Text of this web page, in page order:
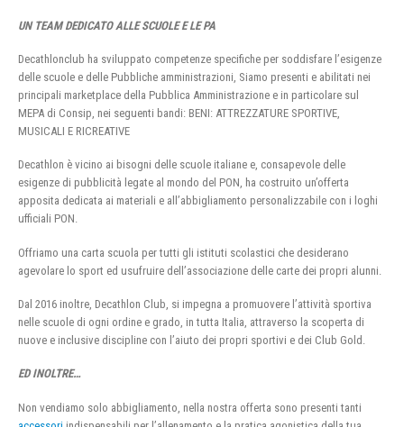
UN TEAM DEDICATO ALLE SCUOLE E LE PA
Decathlonclub ha sviluppato competenze specifiche per soddisfare l’esigenze
delle scuole e delle Pubbliche amministrazioni, Siamo presenti e abilitati nei
principali marketplace della Pubblica Amministrazione e in particolare sul
MEPA di Consip, nei seguenti bandi: BENI: ATTREZZATURE SPORTIVE,
MUSICALI E RICREATIVE
Decathlon è vicino ai bisogni delle scuole italiane e, consapevole delle
esigenze di pubblicità legate al mondo del PON, ha costruito un’offerta
apposita dedicata ai materiali e all’abbigliamento personalizzabile con i loghi
ufficiali PON.
Offriamo una carta scuola per tutti gli istituti scolastici che desiderano
agevolare lo sport ed usufruire dell’associazione delle carte dei propri alunni.
Dal 2016 inoltre, Decathlon Club, si impegna a promuovere l’attività sportiva
nelle scuole di ogni ordine e grado, in tutta Italia, attraverso la scoperta di
nuove e inclusive discipline con l’aiuto dei propri sportivi e dei Club Gold.
ED INOLTRE…
Non vendiamo solo abbigliamento, nella nostra offerta sono presenti tanti